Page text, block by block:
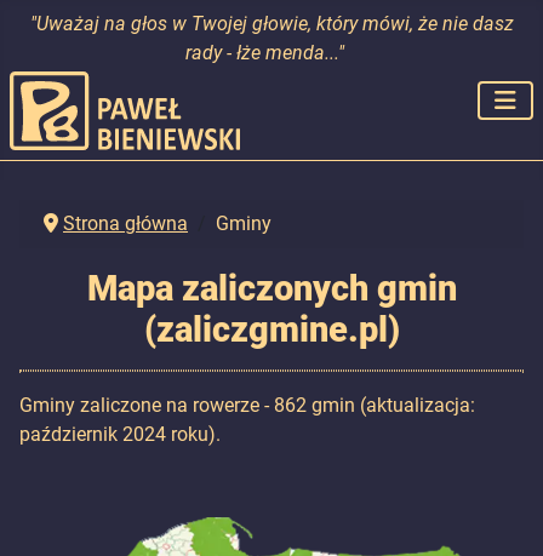
"Uważaj na głos w Twojej głowie, który mówi, że nie dasz
rady - łże menda..."
Strona główna Gminy
Mapa zaliczonych gmin
(zaliczgmine.pl)
Gminy zaliczone na rowerze - 862 gmin (aktualizacja:
październik 2024 roku).